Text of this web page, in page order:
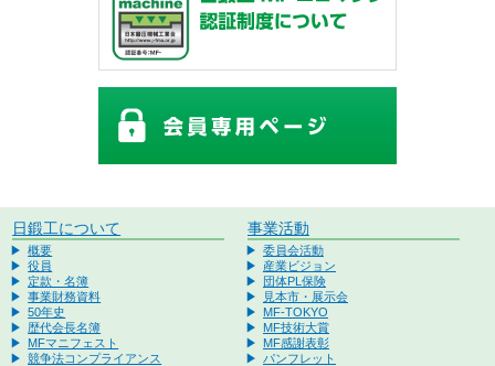
日鍛工について
概要
役員
定款・名簿
事業財務資料
50年史
歴代会長名簿
MFマニフェスト
競争法コンプライアンス
事業活動
委員会活動
産業ビジョン
団体PL保険
見本市・展示会
MF-TOKYO
MF技術大賞
MF感謝表彰
パンフレット